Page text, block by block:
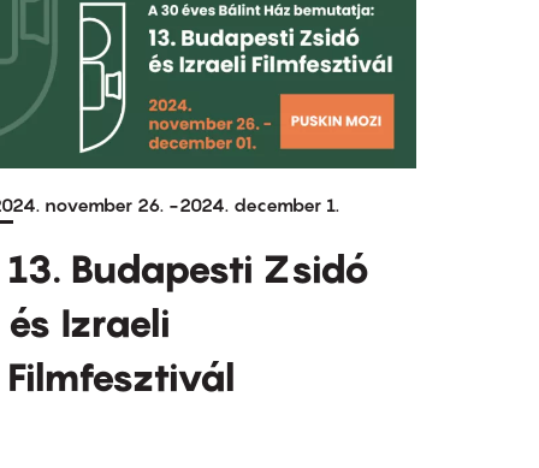
november 26.-2024. december 1.
13. Budapesti Zsidó
és Izraeli
Filmfesztivál